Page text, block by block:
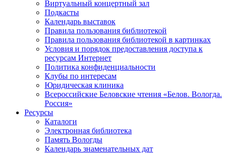
Виртуальный концертный зал
Подкасты
Календарь выставок
Правила пользования библиотекой
Правила пользования библиотекой в картинках
Условия и порядок предоставления доступа к
ресурсам Интернет
Политика конфиденциальности
Клубы по интересам
Юридическая клиника
Всероссийские Беловские чтения «Белов. Вологда.
Россия»
Ресурсы
Каталоги
Электронная библиотека
Память Вологды
Календарь знаменательных дат